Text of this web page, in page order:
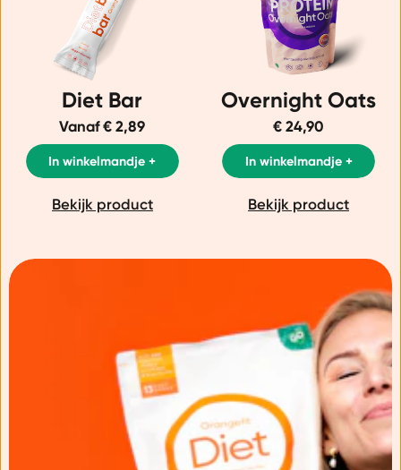
Diet Bar
Vanaf € 2,89
In winkelmandje +
Bekijk product
Overnight Oats
€ 24,90
In winkelmandje +
Bekijk product